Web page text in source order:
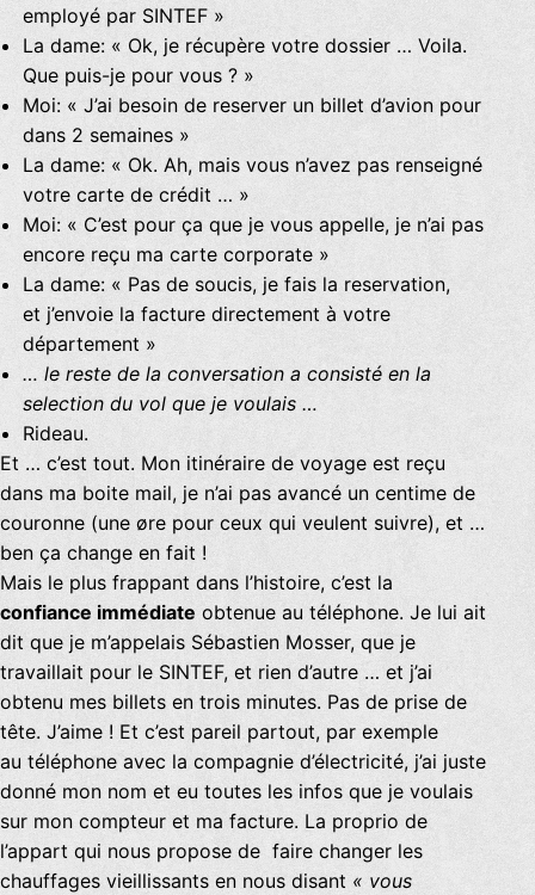
employé par SINTEF »
La dame: « Ok, je récupère votre dossier … Voila.
Que puis-je pour vous ? »
Moi: « J’ai besoin de reserver un billet d’avion pour
dans 2 semaines »
La dame: « Ok. Ah, mais vous n’avez pas renseigné
votre carte de crédit … »
Moi: « C’est pour ça que je vous appelle, je n’ai pas
encore reçu ma carte corporate »
La dame: « Pas de soucis, je fais la reservation,
et j’envoie la facture directement à votre
département »
… le reste de la conversation a consisté en la
selection du vol que je voulais …
Rideau.
Et … c’est tout. Mon itinéraire de voyage est reçu
dans ma boite mail, je n’ai pas avancé un centime de
couronne (une øre pour ceux qui veulent suivre), et …
ben ça change en fait !
Mais le plus frappant dans l’histoire, c’est la
confiance immédiate obtenue au téléphone. Je lui ait
dit que je m’appelais Sébastien Mosser, que je
travaillait pour le SINTEF, et rien d’autre … et j’ai
obtenu mes billets en trois minutes. Pas de prise de
tête. J’aime ! Et c’est pareil partout, par exemple
au téléphone avec la compagnie d’électricité, j’ai juste
donné mon nom et eu toutes les infos que je voulais
sur mon compteur et ma facture. La proprio de
l’appart qui nous propose de faire changer les
chauffages vieillissants en nous disant « vous